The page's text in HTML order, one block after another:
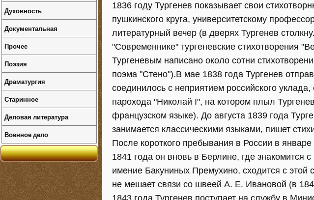
1836 году Тургенев показывает свои
пушкинского круга, университетскому
литературный вечер (в дверях Тургенев
"Современнике" тургеневские стихотворения
Тургеневым написано около сотни
поэма "Стено").В мае 1838 года Тургенев
соединилось с неприятием российского
парохода "Николай I", на котором плыл
французском языке). До августа 1839 года
занимается классическими языками, пишет
После короткого пребывания в России в
1841 года он вновь в Берлине, где
имение Бакуниных Премухино, сходится с этой
не мешает связи со швеей А. Е. Ивановой (в
1843 года Тургенев поступает на службу в
Духовность
Документальная
Прочее
Поэзия
Драматургия
Старинное
Деловая литература
Военное дело